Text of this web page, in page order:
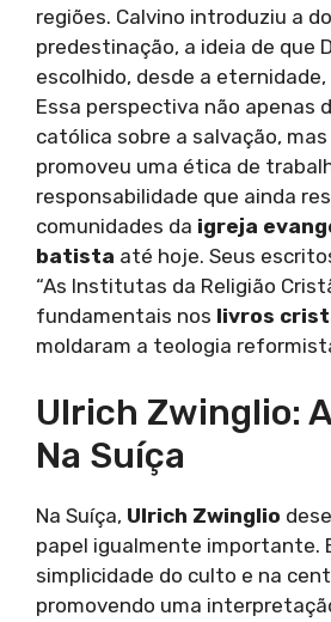
regiões. Calvino introduziu a
predestinação, a ideia de que
escolhido, desde a
Essa perspectiva não apenas
católica sobre a salvação,
promoveu uma ética de
responsabilidade que ainda
comunidades da igreja
batista até hoje. Seus
“As Institutas da Religião
fundamentais nos livros
moldaram a teologia
Ulrich Zwinglio:
Na Suíça
Na Suíça, Ulrich Zwinglio
papel igualmente importante.
simplicidade do culto e na
promovendo uma